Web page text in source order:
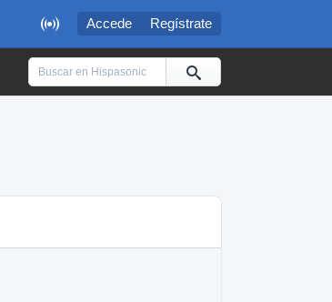
 Accede Regístrate